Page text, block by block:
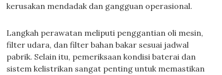
kerusakan mendadak dan gangguan operasional.
Langkah perawatan meliputi penggantian oli mesin,
filter udara, dan filter bahan bakar sesuai jadwal
pabrik. Selain itu, pemeriksaan kondisi baterai dan
sistem kelistrikan sangat penting untuk memastikan